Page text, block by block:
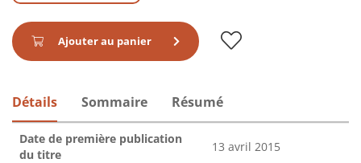
Ajouter au panier
Détails Sommaire Résumé
Date de première publication
du titre
13 avril 2015